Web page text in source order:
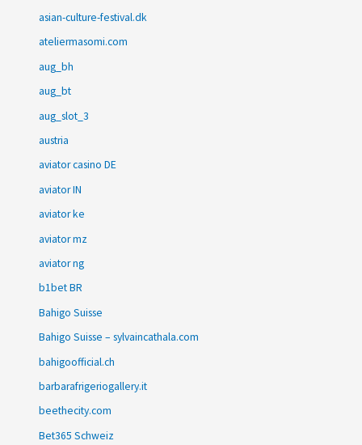
asian-culture-festival.dk
ateliermasomi.com
aug_bh
aug_bt
aug_slot_3
austria
aviator casino DE
aviator IN
aviator ke
aviator mz
aviator ng
b1bet BR
Bahigo Suisse
Bahigo Suisse – sylvaincathala.com
bahigoofficial.ch
barbarafrigeriogallery.it
beethecity.com
Bet365 Schweiz